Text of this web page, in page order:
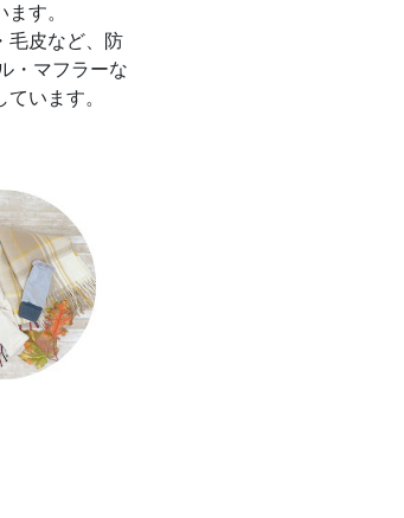
す。
毛皮など、防
・マフラーな
います。